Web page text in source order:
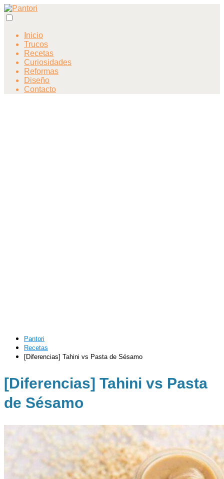
Inicio
Trucos
Recetas
Curiosidades
Reformas
Diseño
Contacto
Pantori
Recetas
[Diferencias] Tahini vs Pasta de Sésamo
[Diferencias] Tahini vs Pasta
de Sésamo